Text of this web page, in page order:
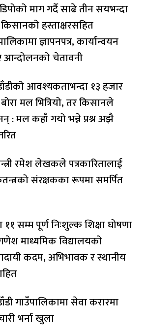
माग गर्दै साढे तीन सयभन्दा
हस्ताक्षरसहित
ज्ञापनपत्र, कार्यान्वयन
चेतावनी
आवश्यकताभन्दा १३ हजार
मल भित्रियो, तर किसानले
: मल कहाँ गयो भन्ने प्रश्न अझै
रमेश लेखकले पत्रकारितालाई
संरक्षकका रूपमा समर्पित
११ सम्म पूर्ण निःशुल्क शिक्षा घोषणा
माध्यमिक विद्यालयको
कदम, अभिभावक र स्थानीय
गाउँपालिकामा सेवा करारमा
भर्ना खुला